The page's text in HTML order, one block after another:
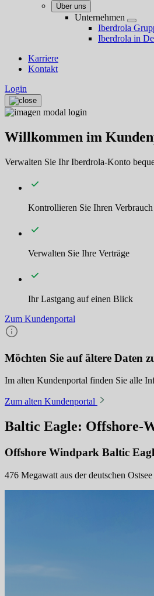
Über uns
Unternehmen
Iberdrola
Iberdrola in
Karriere
Kontakt
Login
Willkommen im
Verwalten Sie Ihr Iberdrola-Konto
Kontrollieren Sie Ihren Verbrauch
Verwalten Sie Ihre Verträge
Ihr Lastgang auf einen Blick
Zum Kundenportal
Möchten Sie auf ältere Daten
Im alten Kundenportal finden Sie alle
Zum alten Kundenportal
Baltic Eagle: Offshore-
Offshore Windpark Baltic
476 Megawatt aus der deutschen Ostsee